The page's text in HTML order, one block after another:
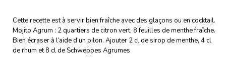
Cette recette est à servir bien fraîche avec des glaçons ou en cocktail.
Mojito Agrum : 2 quartiers de citron vert, 8 feuilles de menthe fraîche.
Bien écraser à l’aide d’un pilon. Ajouter 2 cl de sirop de menthe, 4 cl
de rhum et 8 cl de Schweppes Agrumes